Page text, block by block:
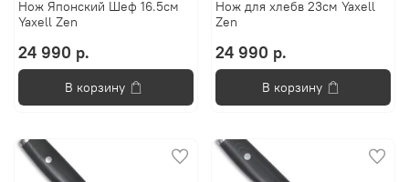
Нож Японский Шеф 16.5см
Yaxell Zen
24 990 р.
В корзину
Нож для хлебв 23см Yaxell
Zen
24 990 р.
В корзину